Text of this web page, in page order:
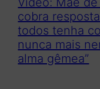
cobra
todos tenha
nunca mais
alma gêmea”